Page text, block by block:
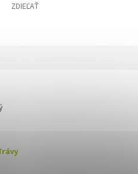
ZDIEĽAŤ